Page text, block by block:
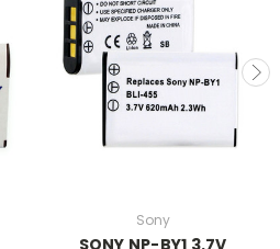
Sony
SONY NP-BY1 3.7V